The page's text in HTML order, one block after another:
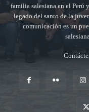
familia salesiana en el Perú
legado del santo de la
comunicación es un